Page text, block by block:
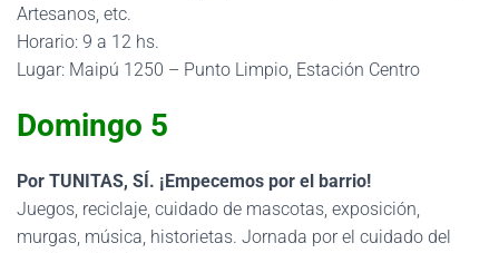
Artesanos, etc.
Horario: 9 a 12 hs.
Lugar: Maipú 1250 – Punto Limpio, Estación Centro
Domingo 5
Por TUNITAS, SÍ. ¡Empecemos por el barrio!
Juegos, reciclaje, cuidado de mascotas, exposición,
murgas, música, historietas. Jornada por el cuidado del